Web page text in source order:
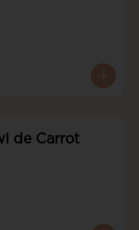
de Carrot